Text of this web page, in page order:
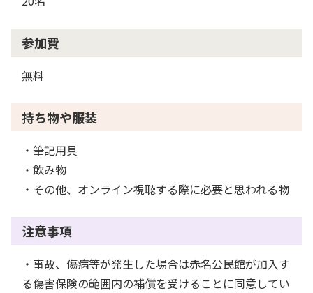
参加費
無料
持ち物や服装
・筆記用具
・飲み物
・その他、オンライン視聴する際に必要と思われる物
注意事項
・事故、傷病等が発生した場合は赤名公民館が加入す
る傷害保険の範囲内の補償を受けることに同意してい